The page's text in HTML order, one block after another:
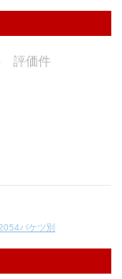
評価件
バケツ別